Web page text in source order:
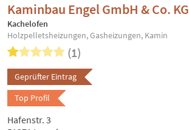
Kaminbau Engel GmbH & Co. KG
Kachelofen
Holzpelletsheizungen, Gasheizungen, Kamin
(1)
Geprüfter Eintrag
Top Profil
Hafenstr. 3